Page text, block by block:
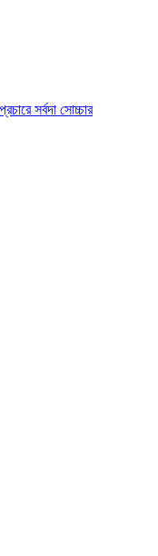
সর্বদা সোচ্চার